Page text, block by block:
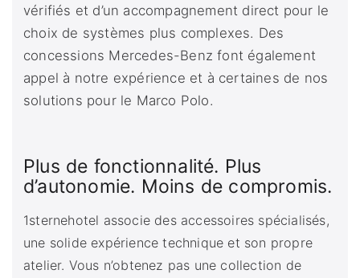
vérifiés et d’un accompagnement direct pour le
choix de systèmes plus complexes. Des
concessions Mercedes-Benz font également
appel à notre expérience et à certaines de nos
solutions pour le Marco Polo.
Plus de fonctionnalité. Plus
d’autonomie. Moins de compromis.
1sternehotel associe des accessoires spécialisés,
une solide expérience technique et son propre
atelier. Vous n’obtenez pas une collection de